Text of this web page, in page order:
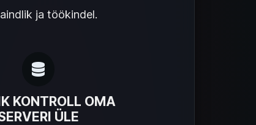
ja töökindel.
KONTROLL OMA
ÜLE